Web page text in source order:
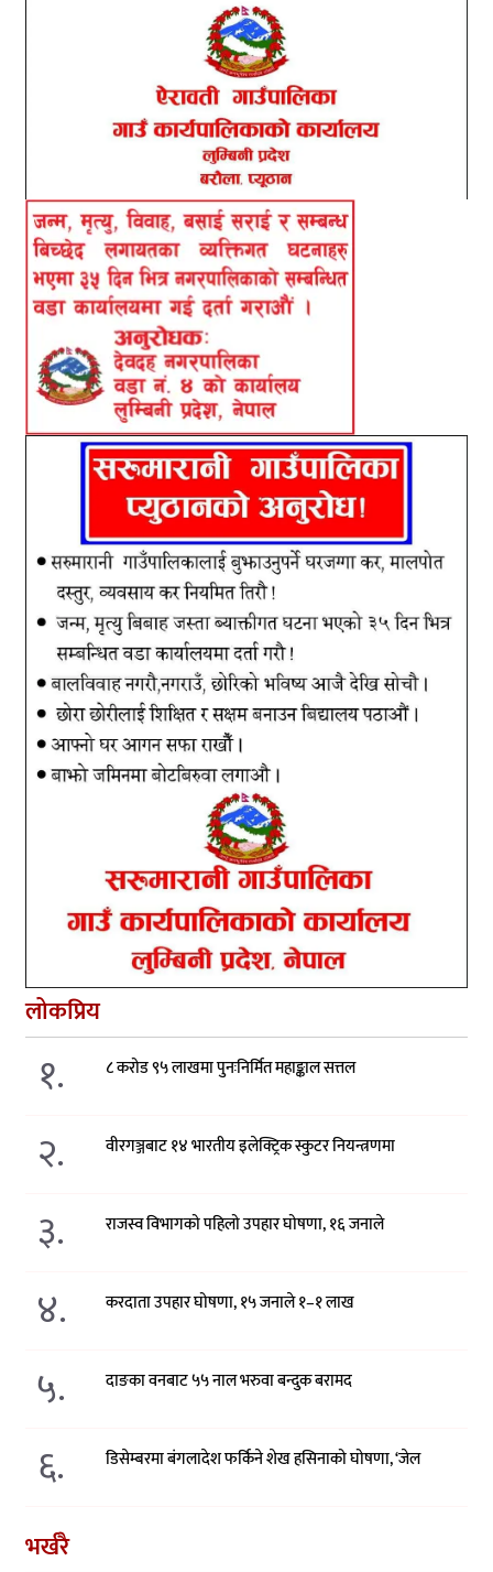
लोकप्रिय
१. ८ करोड ९५ लाखमा पुनःनिर्मित महाङ्काल सत्तल
२. वीरगञ्जबाट १४ भारतीय इलेक्ट्रिक स्कुटर नियन्त्रणमा
३. राजस्व विभागको पहिलो उपहार घोषणा, १६ जनाले
४. करदाता उपहार घोषणा, १५ जनाले १–१ लाख
५. दाङका वनबाट ५५ नाल भरुवा बन्दुक बरामद
६. डिसेम्बरमा बंगलादेश फर्किने शेख हसिनाको घोषणा, ‘जेल
भर्खरै